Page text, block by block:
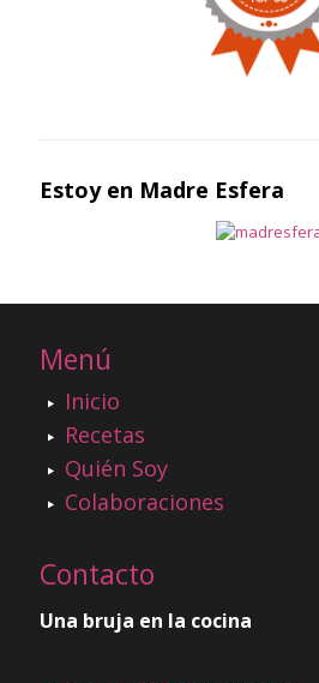
Estoy en Madre Esfera
Menú
Inicio
Recetas
Quién Soy
Colaboraciones
Contacto
Una bruja en la cocina